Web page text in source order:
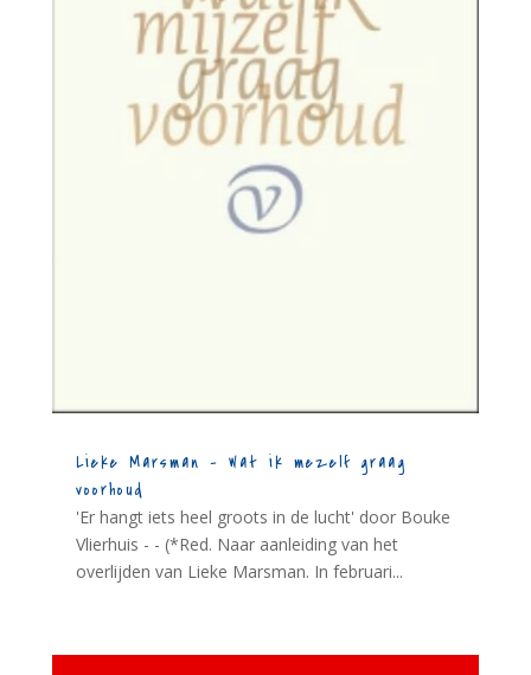
Lieke Marsman – Wat ik mezelf graag
voorhoud
'Er hangt iets heel groots in de lucht' door Bouke
Vlierhuis - - (*Red. Naar aanleiding van het
overlijden van Lieke Marsman. In februari...